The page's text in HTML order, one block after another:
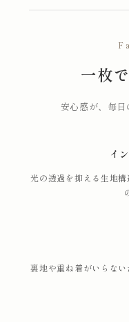
一枚
安心感が、毎
イ
光の透過を抑える生地
裏地や重ね着がいらな